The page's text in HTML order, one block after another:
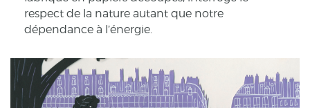
respect de la nature autant que notre
dépendance à l’énergie.